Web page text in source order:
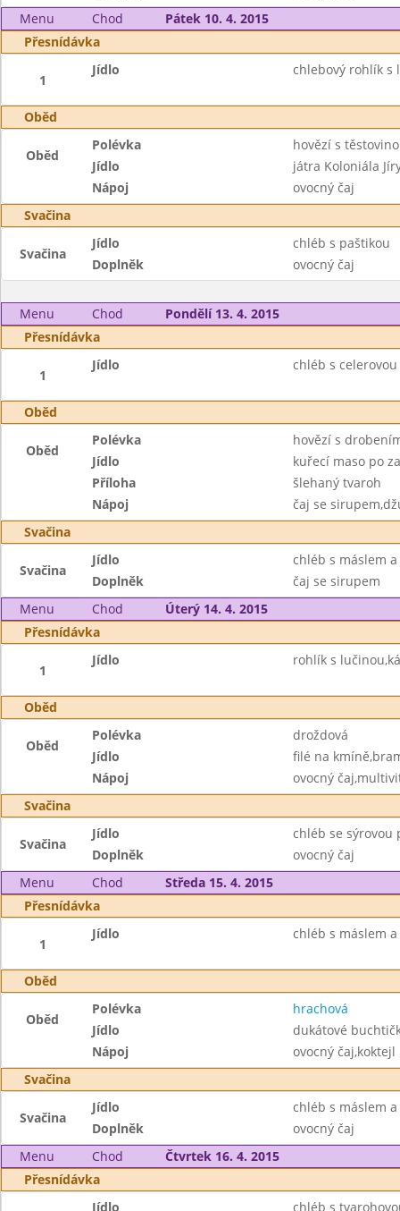
Menu
Chod
Pátek 10. 4. 2015
Přesnídávka
1
Jídlo chlebový rohlík s
Oběd
Oběd
Polévka
hovězí s
Jídlo
játra Koloniála
Nápoj
ovocný čaj
Svačina
Svačina
Jídlo
chléb s paštikou
Doplněk
ovocný čaj
Menu Chod
Pondělí 13. 4. 2015
Přesnídávka
1
Jídlo chléb s
Oběd
Oběd
Polévka
hovězí s
Jídlo
kuřecí maso po
Příloha
šlehaný tvaroh
Nápoj
čaj se
Svačina
Svačina
Jídlo
chléb s máslem
Doplněk
čaj se sirupem
Menu
Chod
Úterý 14. 4. 2015
Přesnídávka
1
Jídlo rohlík s
Oběd
Oběd
Polévka
droždová
Jídlo
filé na
Nápoj
ovocný
Svačina
Svačina
Jídlo
chléb se sýrovou
Doplněk
ovocný čaj
Menu
Chod
Středa 15. 4. 2015
Přesnídávka
1
Jídlo chléb s máslem
Oběd
Oběd
Polévka
hrachová
Jídlo
dukátové
Nápoj
ovocný čaj,koktejl
Svačina
Svačina
Jídlo
chléb s máslem
Doplněk
ovocný čaj
Menu
Chod
Čtvrtek 16. 4. 2015
Přesnídávka
Jídlo chléb s